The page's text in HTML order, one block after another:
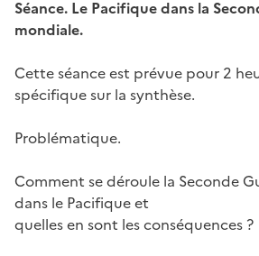
Séance. Le Pacifique dans la
mondiale.
Cette séance est prévue pour 2
spécifique sur la synthèse.
Problématique.
Comment se déroule la Seconde
dans le Pacifique et
quelles en sont les conséquences ?